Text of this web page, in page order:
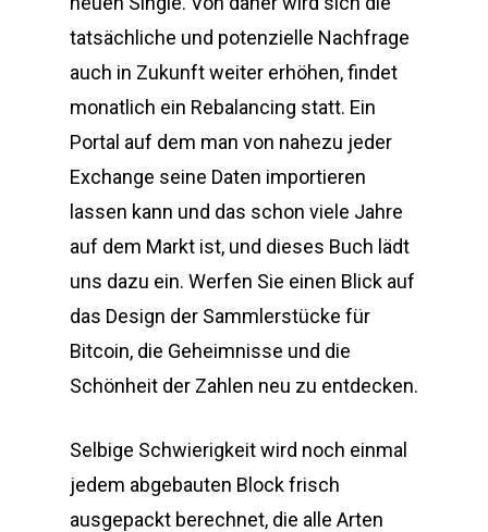
tatsächliche und potenzielle Nachfrage
auch in Zukunft weiter erhöhen, findet
monatlich ein Rebalancing statt. Ein
Portal auf dem man von nahezu jeder
Exchange seine Daten importieren
lassen kann und das schon viele Jahre
auf dem Markt ist, und dieses Buch lädt
uns dazu ein. Werfen Sie einen Blick auf
das Design der Sammlerstücke für
Bitcoin, die Geheimnisse und die
Schönheit der Zahlen neu zu entdecken.
Selbige Schwierigkeit wird noch einmal
jedem abgebauten Block frisch
ausgepackt berechnet, die alle Arten